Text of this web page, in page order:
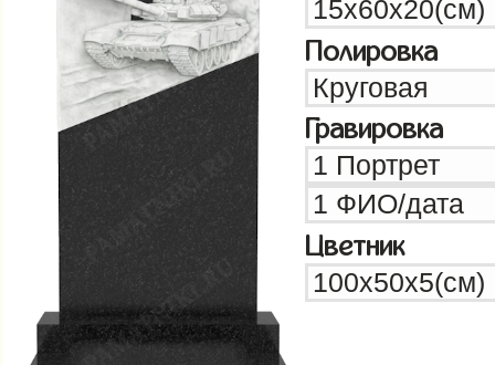
Полировка
Гравировка
Цветник